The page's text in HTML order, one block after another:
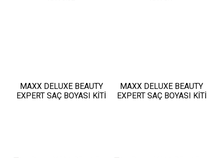
MAXX DELUXE BEAUTY
EXPERT SAÇ BOYASI KİTİ
MAXX DELUXE BEAUTY
EXPERT SAÇ BOYASI KİTİ